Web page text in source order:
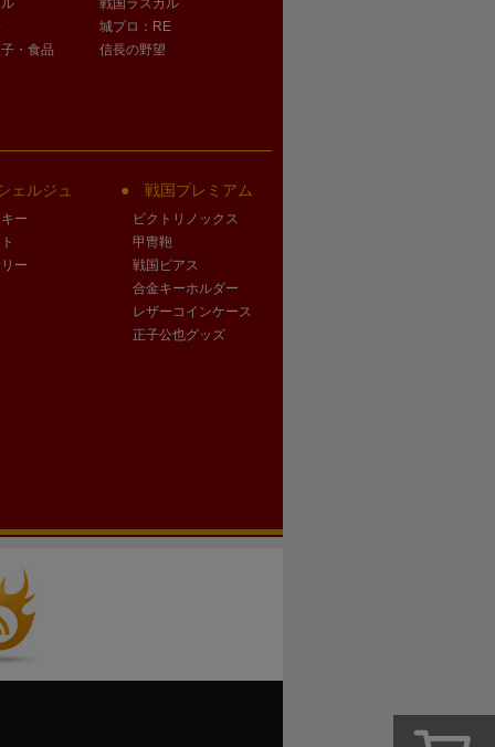
・食品
戦国ラスカル
城プロ：RE
信長の野望
ェルジュ
ー
ー
戦国プレミアム
ビクトリノックス
甲冑鞄
戦国ピアス
合金キーホルダー
レザーコインケース
正子公也グッズ